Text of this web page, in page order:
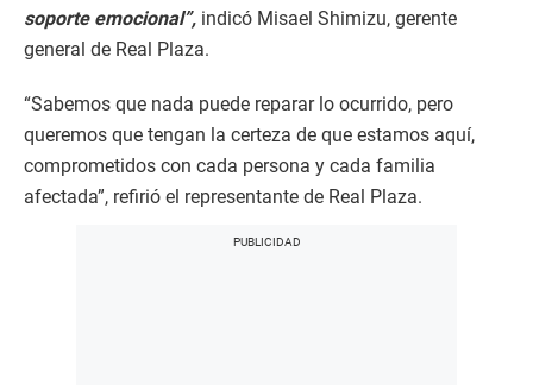
soporte emocional”, indicó Misael Shimizu, gerente
general de Real Plaza.
“Sabemos que nada puede reparar lo ocurrido, pero
queremos que tengan la certeza de que estamos aquí,
comprometidos con cada persona y cada familia
afectada”, refirió el representante de Real Plaza.